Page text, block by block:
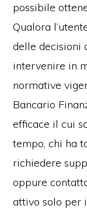
possibile
Qualora
delle decisioni
intervenire in
normative
Bancario
efficace il cui
tempo, chi ha
richiedere
oppure
attivo solo per